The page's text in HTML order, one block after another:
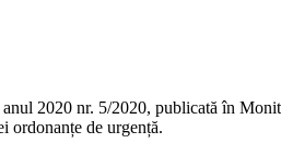
2020 nr. 5/2020, publicată în
ordonanțe de urgență.